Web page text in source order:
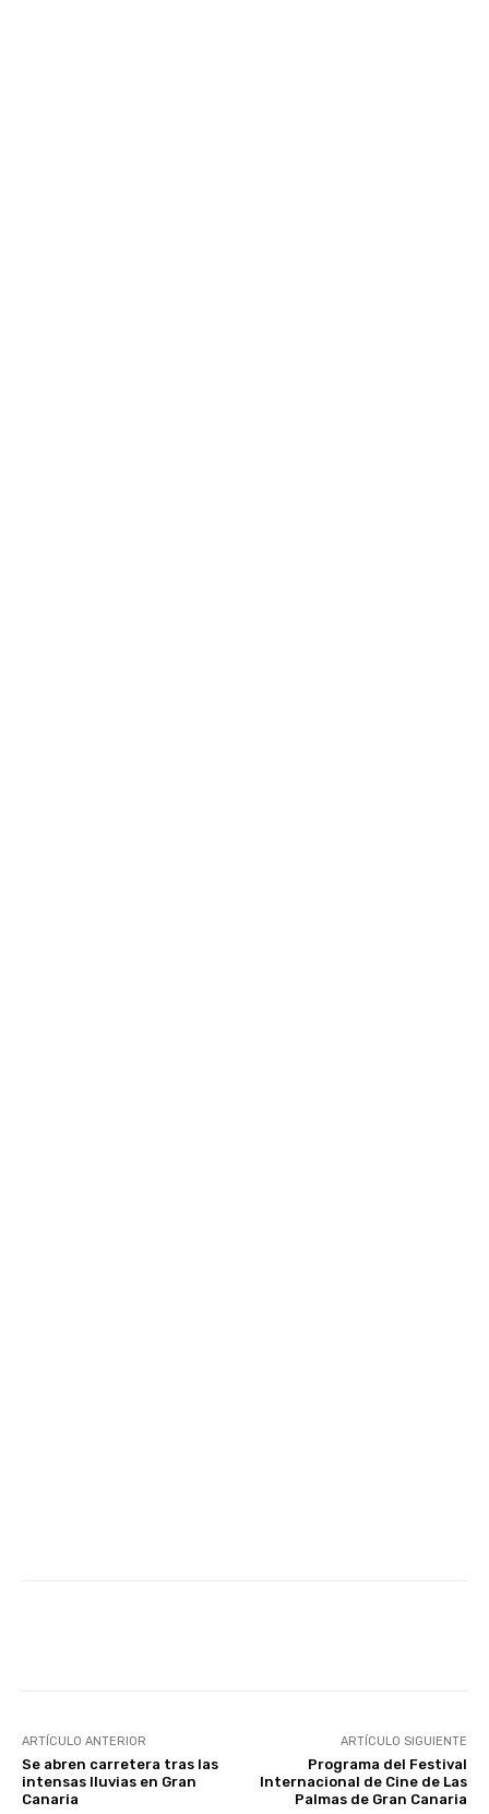
ARTÍCULO ANTERIOR
Se abren carretera tras las
intensas lluvias en Gran
Canaria
ARTÍCULO SIGUIENTE
Programa del Festival
Internacional de Cine de Las
Palmas de Gran Canaria